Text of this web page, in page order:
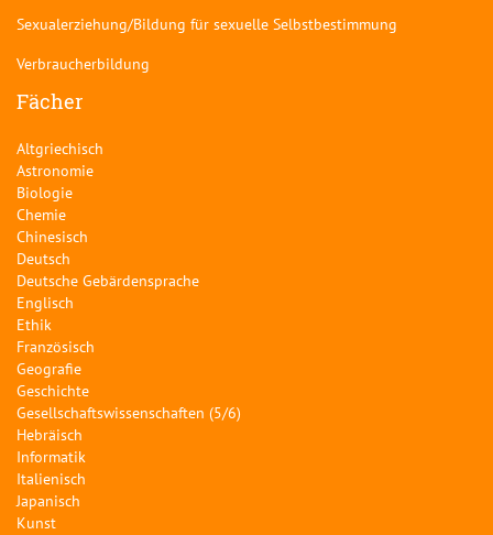
Sexualerziehung/Bildung für sexuelle Selbstbestimmung
Verbraucherbildung
Fächer
Altgriechisch
Astronomie
Biologie
Chemie
Chinesisch
Deutsch
Deutsche Gebärdensprache
Englisch
Ethik
Französisch
Geografie
Geschichte
Gesellschaftswissenschaften (5/6)
Hebräisch
Informatik
Italienisch
Japanisch
Kunst